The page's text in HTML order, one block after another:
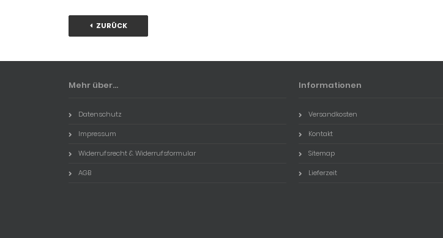
ZURÜCK
Mehr über...
Datenschutz
Impressum
Widerrufsrecht & Widerrufsformular
AGB
Informationen
Versandkosten
Kontakt
Sitemap
Lieferzeit